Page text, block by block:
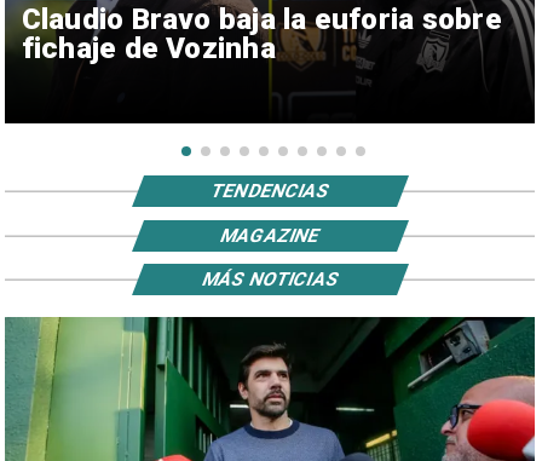
Claudio Bravo baja la euforia sobre
fichaje de Vozinha
TENDENCIAS
MAGAZINE
MÁS NOTICIAS